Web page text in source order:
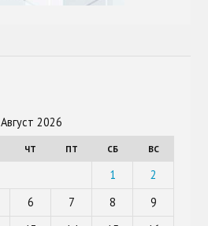
Август 2026
ЧТ ПТ СБ ВС
1
2
6 7 8
9